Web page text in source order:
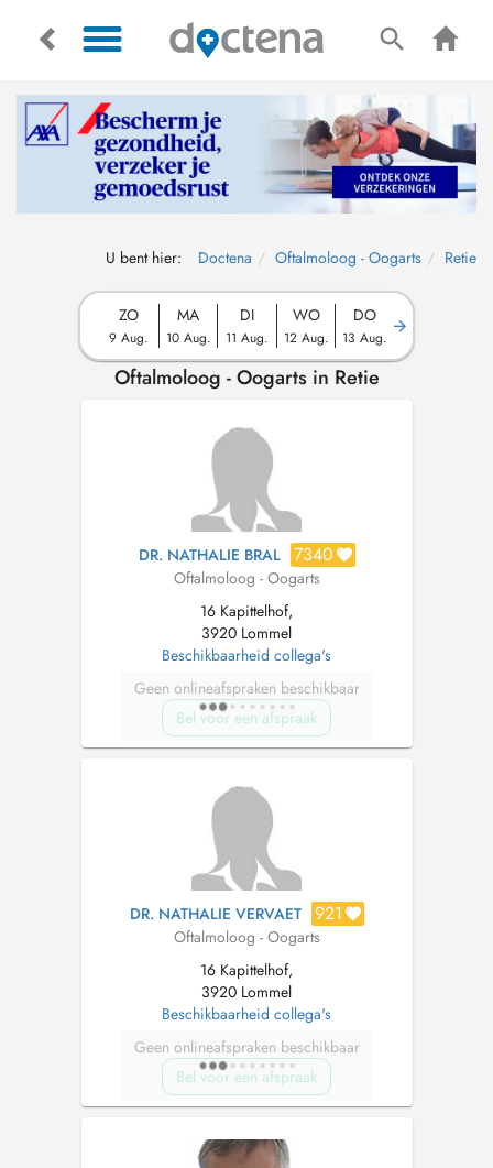
U bent hier: Doctena Oftalmoloog - Oogarts Retie
ZO
9 Aug.
MA
10 Aug.
DI
11 Aug.
WO
12 Aug.
DO
13 Aug.
Oftalmoloog - Oogarts in Retie
DR. NATHALIE BRAL 7340
Oftalmoloog - Oogarts
16 Kapittelhof,
3920 Lommel
Beschikbaarheid collega's
Geen onlineafspraken beschikbaar
Bel voor een afspraak
DR. NATHALIE VERVAET 921
Oftalmoloog - Oogarts
16 Kapittelhof,
3920 Lommel
Beschikbaarheid collega's
Geen onlineafspraken beschikbaar
Bel voor een afspraak